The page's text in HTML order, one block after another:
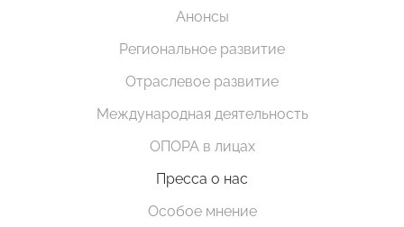
Анонсы
Региональное развитие
Отраслевое развитие
Международная деятельность
ОПОРА в лицах
Пресса о нас
Особое мнение